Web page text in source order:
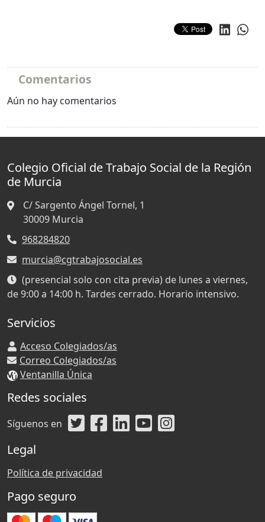
Comentarios
Aún no hay comentarios
Colegio Oficial de Trabajo Social de la Región
de Murcia
C/ Sargento Ángel Tornel, 1
30009 Murcia
968284820
murcia@cgtrabajosocial.es
(presencial solo con cita previa) de lunes a viernes,
de 9:00 a 14:00 h. Tardes cerrado. Horario intensivo.
Servicios
Acceso Colegiados/as
Correo Colegiados/as
Ventanilla Única
Redes sociales
Síguenos en
Legal
Política de privacidad
Pago seguro